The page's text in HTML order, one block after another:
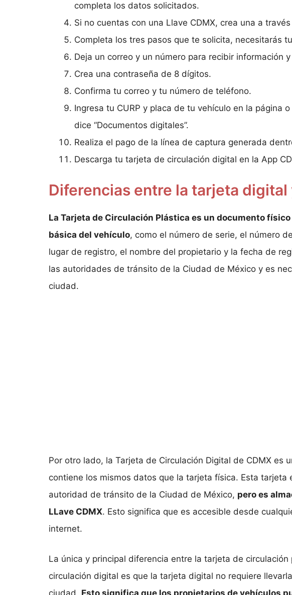
completa los datos solicitados.
Si no cuentas con una Llave CDMX, crea una a
Completa los tres pasos que te solicita, necesitarás
Deja un correo y un número para recibir información
Crea una contraseña de 8 dígitos.
Confirma tu correo y tu número de teléfono.
Ingresa tu CURP y placa de tu vehículo en la página
dice “Documentos digitales”.
Realiza el pago de la línea de captura generada
Descarga tu tarjeta de circulación digital en la App
Diferencias entre la tarjeta digital
La Tarjeta de Circulación Plástica es un documento
básica del vehículo, como el número de serie, el número
lugar de registro, el nombre del propietario y la fecha de
las autoridades de tránsito de la Ciudad de México y es
ciudad.
Por otro lado, la Tarjeta de Circulación Digital de CDMX es
contiene los mismos datos que la tarjeta física. Esta tarjeta
autoridad de tránsito de la Ciudad de México, pero es
LLave CDMX. Esto significa que es accesible desde
internet.
La única y principal diferencia entre la tarjeta de
circulación digital es que la tarjeta digital no requiere
ciudad. Esto significa que los propietarios de vehículos